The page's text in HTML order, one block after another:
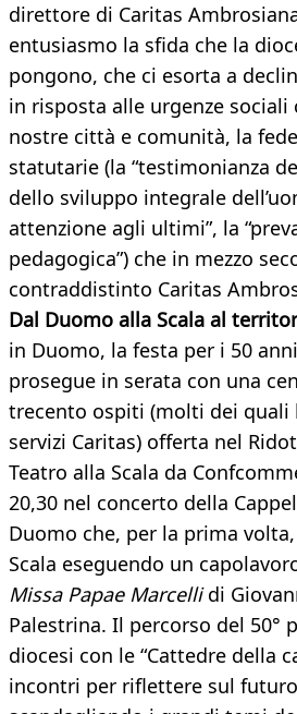
direttore di Caritas
entusiasmo la sfida che la
pongono, che ci esorta a
in risposta alle urgenze
nostre città e comunità, la
statutarie (la “testimonianza
dello sviluppo integrale
attenzione agli ultimi”, la
pedagogica”) che in mezzo
contraddistinto Caritas
Dal Duomo alla Scala al
in Duomo, la festa per i 50
prosegue in serata con una
trecento ospiti (molti dei quali
servizi Caritas) offerta nel
Teatro alla Scala da
20,30 nel concerto della
Duomo che, per la prima
Scala eseguendo un
Missa Papae Marcellidi
Palestrina. Il percorso del 50°
diocesi con le “Cattedre della
incontri per riflettere sul